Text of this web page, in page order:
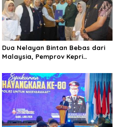
Dua Nelayan Bintan Bebas dari
Malaysia, Pemprov Kepri
Air